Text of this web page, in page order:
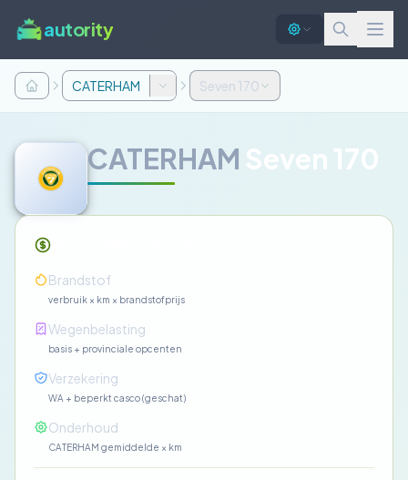
autority
CATERHAM Seven 170
CATERHAM Seven 170
Brandstof
verbruik × km × brandstofprijs
Wegenbelasting
basis + provinciale opcenten
Verzekering
WA + beperkt casco (geschat)
Onderhoud
CATERHAM gemiddelde × km